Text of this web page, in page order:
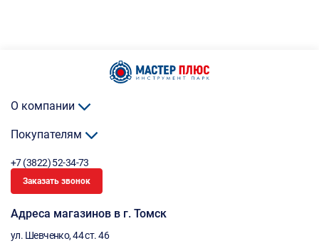
О компании
Покупателям
+7 (3822) 52-34-73
Заказать звонок
Адреса магазинов в г. Томск
ул. Шевченко, 44 ст. 46